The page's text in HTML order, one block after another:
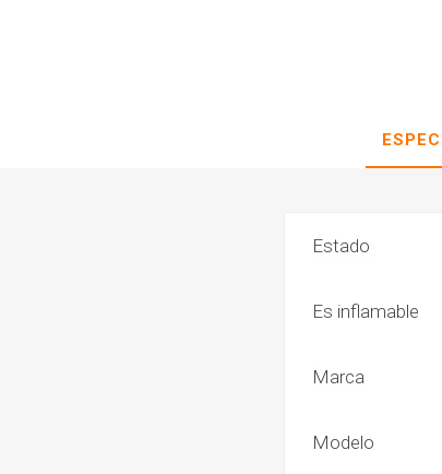
Estado
Es inflamable
Marca
Modelo